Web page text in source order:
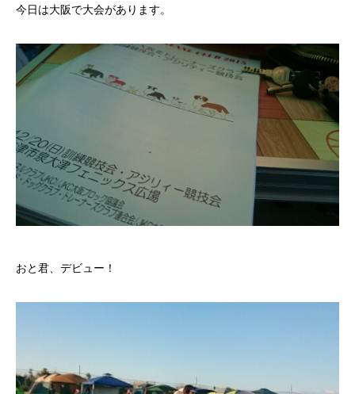
今日は大阪で大会があります。
おと君、デビュー！